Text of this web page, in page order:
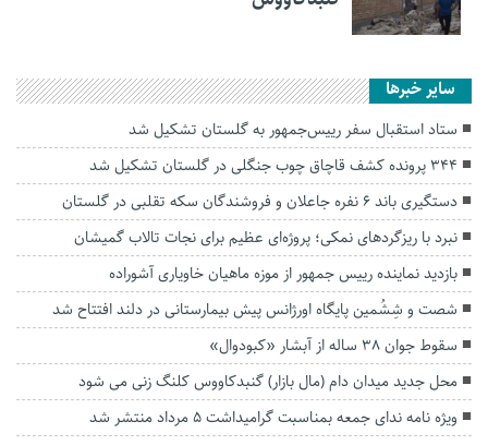
سایر خبرها
ستاد استقبال سفر رییس‌جمهور به گلستان تشکیل شد
۳۴۴ پرونده کشف قاچاق چوب جنگلی در گلستان تشکیل شد
دستگیری باند ۶ نفره جاعلان و فروشندگان سکه تقلبی در گلستان
نبرد با ریزگردهای نمکی؛ پروژه‌ای عظیم برای نجات تالاب گمیشان
بازدید نماینده رییس جمهور از موزه ماهیان خاویاری آشوراده
شصت و شِشُمین پایگاه اورژانس پیش بیمارستانی در دلند افتتاح شد
سقوط جوان ۳۸ ساله از آبشار «کبودوال»
محل جدید میدان دام (مال بازار) گنبدکاووس کلنگ زنی می شود
ویژه نامه ندای جمعه بمناسبت گرامیداشت ۵ مرداد منتشر شد